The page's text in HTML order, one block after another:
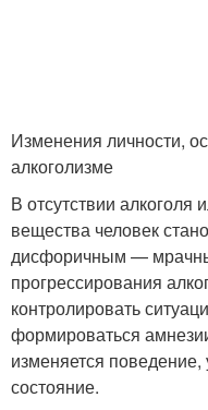
Изменения личности,
алкоголизме
В отсутствии алкоголя
вещества человек
дисфоричным —
прогрессирования
контролировать
формироваться
изменяется
состояние.